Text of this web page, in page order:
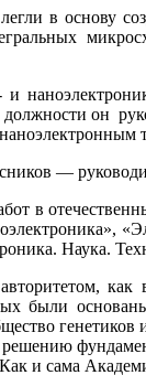
в основу
он
—
в
Наука.
были
и сама